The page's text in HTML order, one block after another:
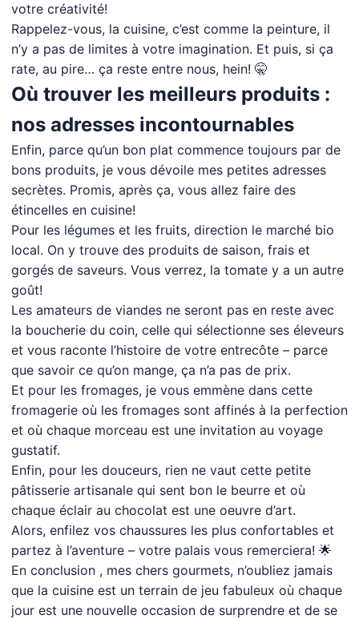
votre créativité!
Rappelez-vous, la cuisine, c’est comme la peinture, il
n’y a pas de limites à votre imagination. Et puis, si ça
rate, au pire… ça reste entre nous, hein! 🤫
Où trouver les meilleurs produits :
nos adresses incontournables
Enfin, parce qu’un bon plat commence toujours par de
bons produits, je vous dévoile mes petites adresses
secrètes. Promis, après ça, vous allez faire des
étincelles en cuisine!
Pour les légumes et les fruits, direction le marché bio
local. On y trouve des produits de saison, frais et
gorgés de saveurs. Vous verrez, la tomate y a un autre
goût!
Les amateurs de viandes ne seront pas en reste avec
la boucherie du coin, celle qui sélectionne ses éleveurs
et vous raconte l’histoire de votre entrecôte – parce
que savoir ce qu’on mange, ça n’a pas de prix.
Et pour les fromages, je vous emmène dans cette
fromagerie où les fromages sont affinés à la perfection
et où chaque morceau est une invitation au voyage
gustatif.
Enfin, pour les douceurs, rien ne vaut cette petite
pâtisserie artisanale qui sent bon le beurre et où
chaque éclair au chocolat est une oeuvre d’art.
Alors, enfilez vos chaussures les plus confortables et
partez à l’aventure – votre palais vous remerciera! 🌟
En conclusion , mes chers gourmets, n’oubliez jamais
que la cuisine est un terrain de jeu fabuleux où chaque
jour est une nouvelle occasion de surprendre et de se